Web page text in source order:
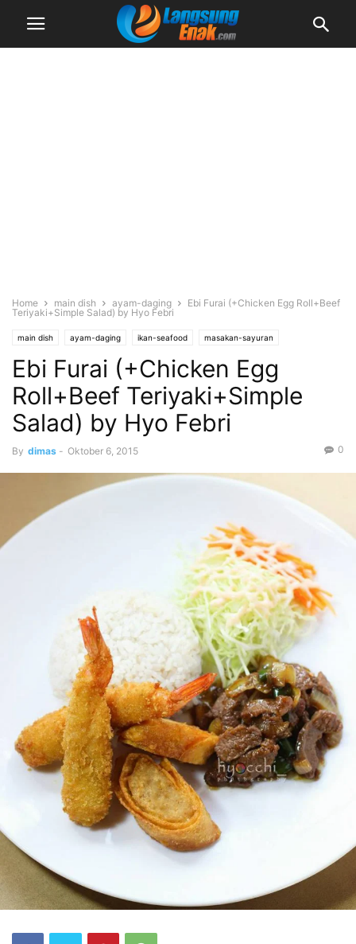
Home main dish ayam-daging
Ebi Furai (+Chicken Egg Roll+Beef
Teriyaki+Simple Salad) by Hyo Febri
main dish ayam-daging ikan-seafood masakan-sayuran
Ebi Furai (+Chicken Egg
Roll+Beef Teriyaki+Simple
Salad) by Hyo Febri
By dimas - Oktober 6, 2015 0